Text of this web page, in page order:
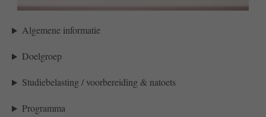
Algemene informatie
Doelgroep
Studiebelasting / voorbereiding & natoets
Programma